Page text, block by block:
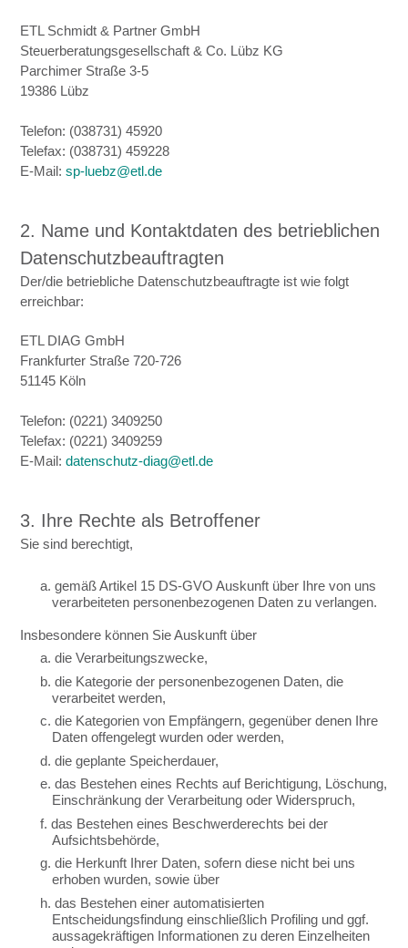
ETL Schmidt & Partner GmbH
Steuerberatungsgesellschaft & Co. Lübz KG
Parchimer Straße 3-5
19386 Lübz
Telefon: (038731) 45920
Telefax: (038731) 459228
E-Mail: sp-luebz@etl.de
2. Name und Kontaktdaten des betrieblichen
Datenschutzbeauftragten
Der/die betriebliche Datenschutzbeauftragte ist wie folgt
erreichbar:
ETL DIAG GmbH
Frankfurter Straße 720-726
51145 Köln
Telefon: (0221) 3409250
Telefax: (0221) 3409259
E-Mail: datenschutz-diag@etl.de
3. Ihre Rechte als Betroffener
Sie sind berechtigt,
a. gemäß Artikel 15 DS-GVO Auskunft über Ihre von uns
verarbeiteten personenbezogenen Daten zu verlangen.
Insbesondere können Sie Auskunft über
a. die Verarbeitungszwecke,
b. die Kategorie der personenbezogenen Daten, die
verarbeitet werden,
c. die Kategorien von Empfängern, gegenüber denen Ihre
Daten offengelegt wurden oder werden,
d. die geplante Speicherdauer,
e. das Bestehen eines Rechts auf Berichtigung, Löschung,
Einschränkung der Verarbeitung oder Widerspruch,
f. das Bestehen eines Beschwerderechts bei der
Aufsichtsbehörde,
g. die Herkunft Ihrer Daten, sofern diese nicht bei uns
erhoben wurden, sowie über
h. das Bestehen einer automatisierten
Entscheidungsfindung einschließlich Profiling und ggf.
aussagekräftigen Informationen zu deren Einzelheiten